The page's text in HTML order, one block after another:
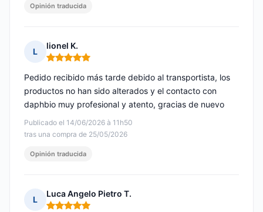
Opinión traducida
L
lionel K.
Nota: 5 de 5
Publicado el 14/06/2026 à 11h50
tras una compra de 25/05/2026
Pedido recibido más tarde debido al transportista, los
productos no han sido alterados y el contacto con
daphbio muy profesional y atento, gracias de nuevo
Opinión traducida
L
Luca Angelo Pietro T.